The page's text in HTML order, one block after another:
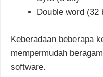
Double word (32
Keberadaan beberapa
mempermudah
software.